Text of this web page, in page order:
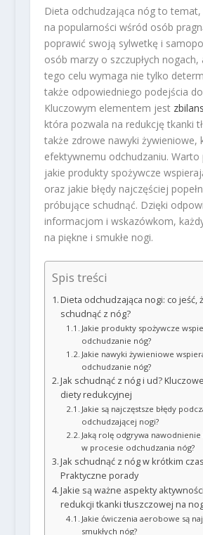
Dieta odchudzająca nóg to
na popularności wśród osób
poprawić swoją sylwetkę i
osób marzy o szczupłych nogach,
tego celu wymaga nie tylko
także odpowiedniego podejścia
Kluczowym elementem jest
która pozwala na redukcję tkanki
także zdrowe nawyki żywieniowe,
efektywnemu odchudzaniu. Warto
jakie produkty spożywcze
oraz jakie błędy najczęściej
próbujące schudnąć. Dzięki
informacjom i wskazówkom,
na piękne i smukłe nogi.
Spis treści
Dieta odchudzająca nogi: co jeść,
schudnąć z nóg?
Jakie produkty spożywcze
odchudzanie nóg?
Jakie nawyki żywieniowe
odchudzanie nóg?
Jak schudnąć z nóg i ud?
diety redukcyjnej
Jakie są najczęstsze błędy
odchudzającej nogi?
Jaką rolę odgrywa
w procesie odchudzania nóg?
Jak schudnąć z nóg w krótkim
Praktyczne porady
Jakie są ważne aspekty
redukcji tkanki tłuszczowej na
Jakie ćwiczenia aerobowe są
smukłych nóg?